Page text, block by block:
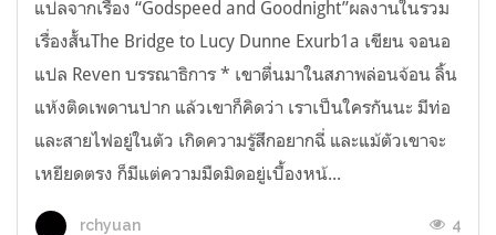
แปลจากเรื่อง “Godspeed and Goodnight”ผลงานในรวม
เรื่องสั้นThe Bridge to Lucy Dunne Exurb1a เขียน จอนอ
แปล Reven บรรณาธิการ * เขาตื่นมาในสภาพล่อนจ้อน ลิ้น
แห้งติดเพดานปาก แล้วเขาก็คิดว่า เราเป็นใครกันนะ มีท่อ
และสายไฟอยู่ในตัว เกิดความรู้สึกอยากฉี่ และแม้ตัวเขาจะ
เหยียดตรง ก็มีแต่ความมืดมิดอยู่เบื้องหน้...
rchyuan 4